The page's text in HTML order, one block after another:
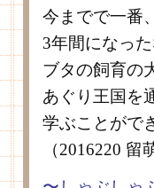
今までで一番
3年間になっ
ブタの飼育の
あぐり王国を
学ぶことがで
（2016220